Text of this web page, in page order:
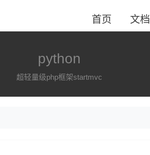
首页 文档
python
超轻量级php框架startmvc